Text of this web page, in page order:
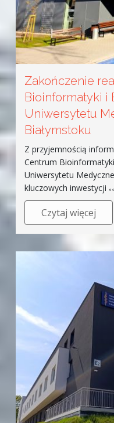
Zakończenie
Bioinformatyki i
Uniwersytetu
Białymstoku
Z przyjemnością
Centrum
Uniwersytetu
kluczowych inwestycji
Czytaj więcej